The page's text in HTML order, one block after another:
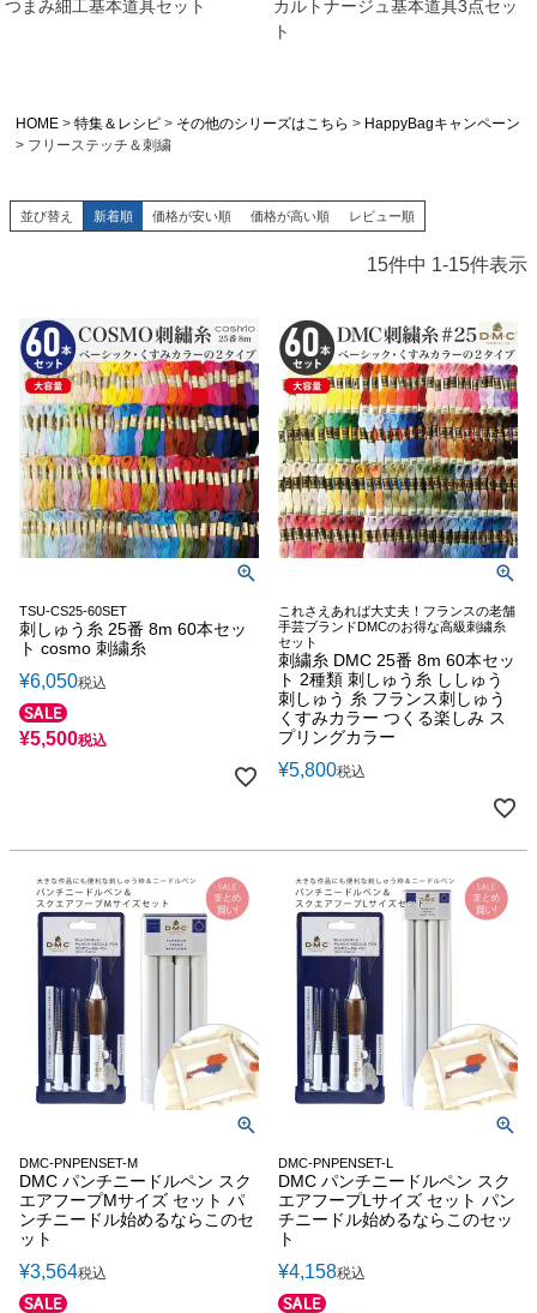
つまみ細工基本道具セット
カルトナージュ基本道具3点セッ
ト
HOME 特集＆レシピ その他のシリーズはこちら
HappyBagキャンペーン
フリーステッチ＆刺繍
並び替え 新着順 価格が安い順 価格が高い順 レビュー順
15件中 1-15件表示
TSU-CS25-60SET
刺しゅう糸 25番 8m 60本セッ
ト cosmo 刺繍糸
¥6,050税込
¥5,500税込
これさえあれば大丈夫！フランスの老舗
手芸ブランドDMCのお得な高級刺繍糸
セット
刺繍糸 DMC 25番 8m 60本セッ
ト 2種類 刺しゅう糸 ししゅう
刺しゅう 糸 フランス刺しゅう
くすみカラー つくる楽しみ ス
プリングカラー
¥5,800税込
DMC-PNPENSET-M
DMC パンチニードルペン スク
エアフープMサイズ セット パ
ンチニードル始めるならこのセ
ット
¥3,564税込
DMC-PNPENSET-L
DMC パンチニードルペン スク
エアフープLサイズ セット パン
チニードル始めるならこのセッ
ト
¥4,158税込